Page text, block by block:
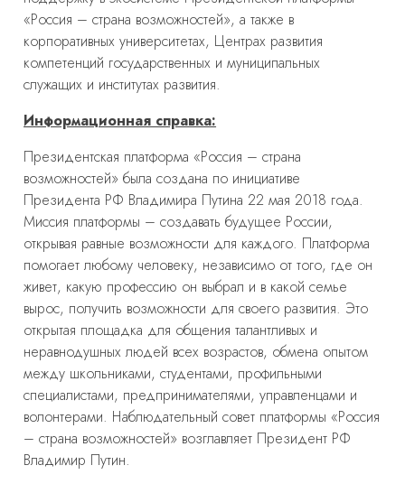
«Россия – страна возможностей», а также в
корпоративных университетах, Центрах развития
компетенций государственных и муниципальных
служащих и институтах развития.
Информационная справка:
Президентская платформа «Россия – страна
возможностей» была создана по инициативе
Президента РФ Владимира Путина 22 мая 2018 года.
Миссия платформы – создавать будущее России,
открывая равные возможности для каждого. Платформа
помогает любому человеку, независимо от того, где он
живет, какую профессию он выбрал и в какой семье
вырос, получить возможности для своего развития. Это
открытая площадка для общения талантливых и
неравнодушных людей всех возрастов, обмена опытом
между школьниками, студентами, профильными
специалистами, предпринимателями, управленцами и
волонтерами. Наблюдательный совет платформы «Россия
– страна возможностей» возглавляет Президент РФ
Владимир Путин.